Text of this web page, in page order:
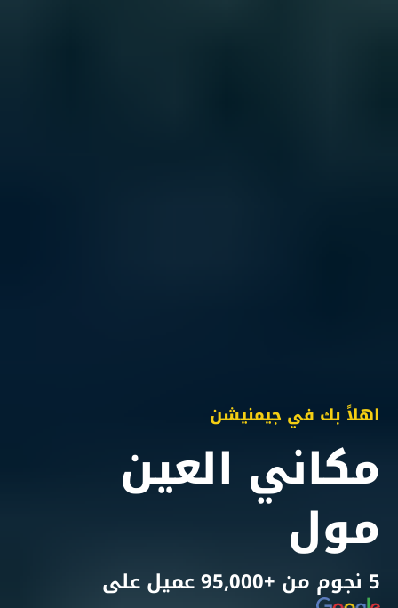
اهلاً بك في جيمنيشن
مكاني العين
مول
5 نجوم من +95,000 عميل على